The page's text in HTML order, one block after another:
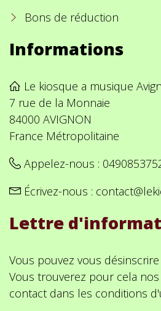
Bons de réduction
Informations
Le kiosque a musique
7 rue de la Monnaie
84000 AVIGNON
France Métropolitaine
Appelez-nous :
Écrivez-nous :
Lettre
Vous pouvez vous
Vous trouverez pour cela
contact dans les conditions